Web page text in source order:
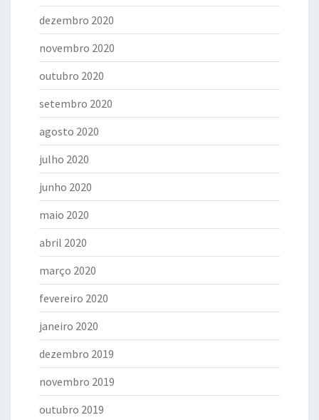
dezembro 2020
novembro 2020
outubro 2020
setembro 2020
agosto 2020
julho 2020
junho 2020
maio 2020
abril 2020
março 2020
fevereiro 2020
janeiro 2020
dezembro 2019
novembro 2019
outubro 2019